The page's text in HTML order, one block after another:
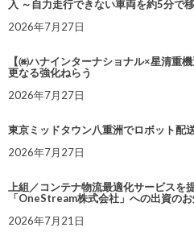
入 ～自力走行できない車両を約5分で
2026年7月27日
【㈱ハナインターナショナル×星清重
更なる強化ねらう
2026年7月27日
東京ミッドタウン八重洲でロボット配
2026年7月27日
上組／コンテナ物流最適化サービスを
「OneStream株式会社」への出資の
2026年7月21日